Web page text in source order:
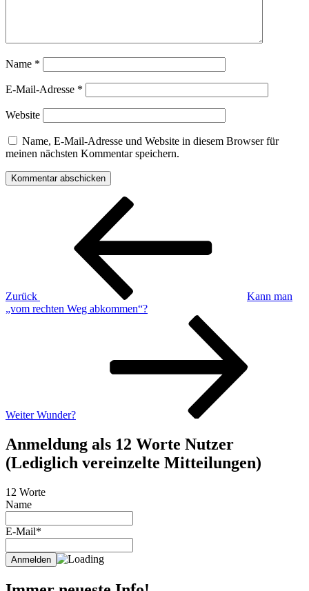
Name *
E-Mail-Adresse *
Website
Name, E-Mail-Adresse und Website in diesem Browser für
meinen nächsten Kommentar speichern.
Beitragsnavigation
Zurück
Kann man
„vom rechten Weg abkommen“?
Weiter Wunder?
Anmeldung als 12 Worte Nutzer
(Lediglich vereinzelte Mitteilungen)
12 Worte
Name
E-Mail*